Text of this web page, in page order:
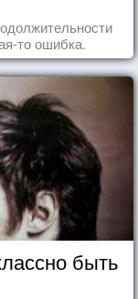
то ошибка.
быть